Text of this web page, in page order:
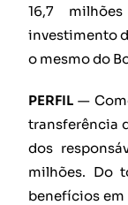
16,7
investimento
o mesmo do
PERFIL —
transferência
dos
milhões. Do
benefícios em